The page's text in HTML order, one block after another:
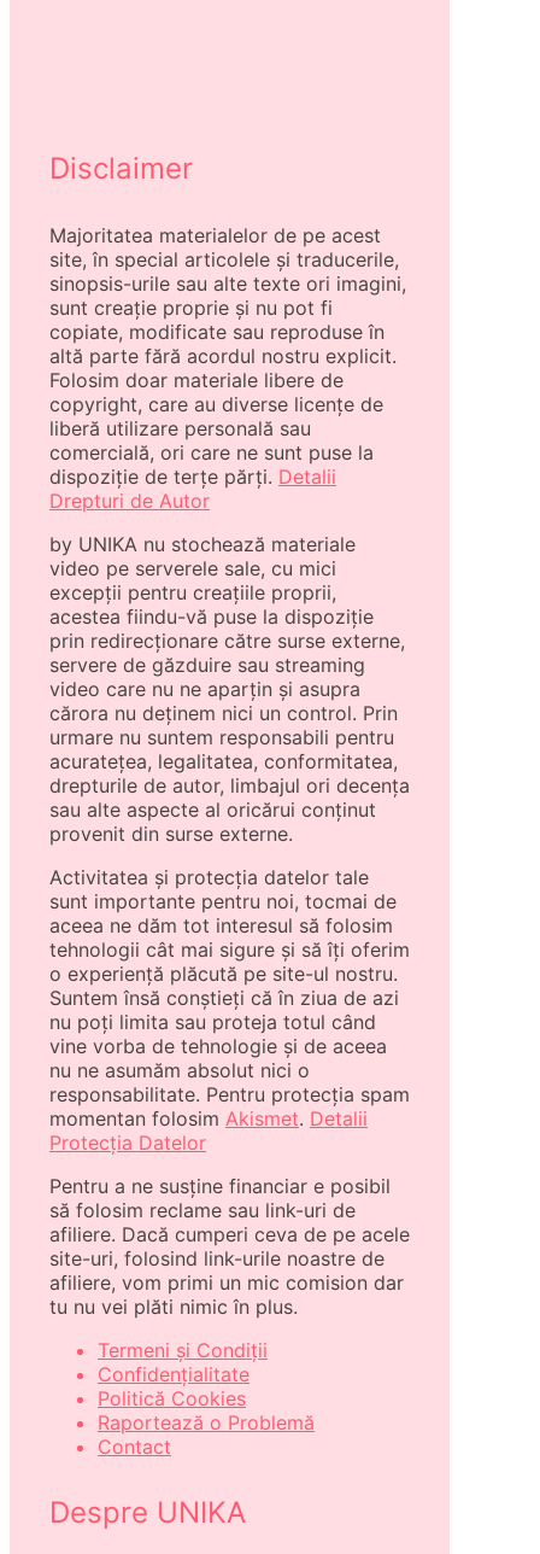
Disclaimer
Majoritatea materialelor de pe acest
site, în special articolele și traducerile,
sinopsis-urile sau alte texte ori imagini,
sunt creație proprie și nu pot fi
copiate, modificate sau reproduse în
altă parte fără acordul nostru explicit.
Folosim doar materiale libere de
copyright, care au diverse licențe de
liberă utilizare personală sau
comercială, ori care ne sunt puse la
dispoziție de terțe părți. Detalii
Drepturi de Autor
by UNIKA nu stochează materiale
video pe serverele sale, cu mici
excepții pentru creațiile proprii,
acestea fiindu-vă puse la dispoziție
prin redirecționare către surse externe,
servere de găzduire sau streaming
video care nu ne aparțin și asupra
cărora nu deținem nici un control. Prin
urmare nu suntem responsabili pentru
acuratețea, legalitatea, conformitatea,
drepturile de autor, limbajul ori decența
sau alte aspecte al oricărui conținut
provenit din surse externe.
Activitatea și protecția datelor tale
sunt importante pentru noi, tocmai de
aceea ne dăm tot interesul să folosim
tehnologii cât mai sigure și să îți oferim
o experiență plăcută pe site-ul nostru.
Suntem însă conștieți că în ziua de azi
nu poți limita sau proteja totul când
vine vorba de tehnologie și de aceea
nu ne asumăm absolut nici o
responsabilitate. Pentru protecția spam
momentan folosim Akismet. Detalii
Protecția Datelor
Pentru a ne susține financiar e posibil
să folosim reclame sau link-uri de
afiliere. Dacă cumperi ceva de pe acele
site-uri, folosind link-urile noastre de
afiliere, vom primi un mic comision dar
tu nu vei plăti nimic în plus.
Termeni și Condiții
Confidențialitate
Politică Cookies
Raportează o Problemă
Contact
Despre UNIKA